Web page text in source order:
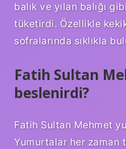
balık ve yılan balığı
tüketirdi. Özellikle
sofralarında sıklıkla
Fatih Sultan
beslenirdi?
Fatih Sultan Mehmet
Yumurtalar her zaman